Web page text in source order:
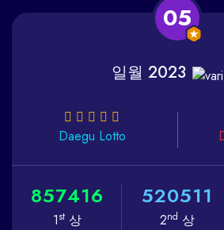
05
일월 2023
Daegu Lotto
857416
1st상
520511
2nd 상